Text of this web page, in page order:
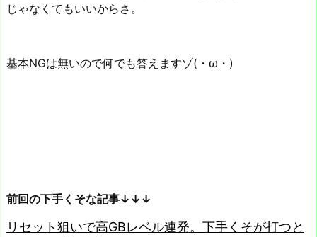
じゃなくてもいいからさ。
基本NGは無いので何でも答えますゾ(・ω・)
前回の下手くそな記事↓↓↓
リセット狙いで高GBレベル連発。下手くそが打つと